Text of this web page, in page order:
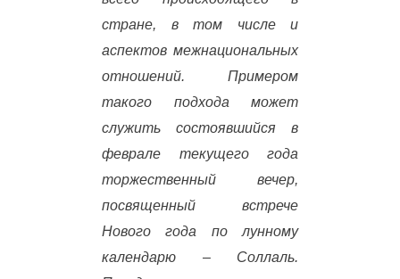
стране, в том числе и
аспектов межнациональных
отношений. Примером
такого подхода может
служить состоявшийся в
феврале текущего года
торжественный вечер,
посвященный встрече
Нового года по лунному
календарю – Соллаль.